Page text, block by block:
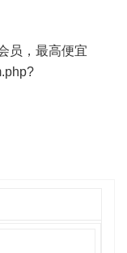
员，最高便宜